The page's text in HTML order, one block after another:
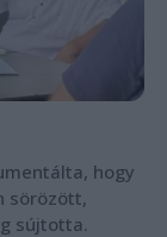
hogy
sörözött,
sújtotta.